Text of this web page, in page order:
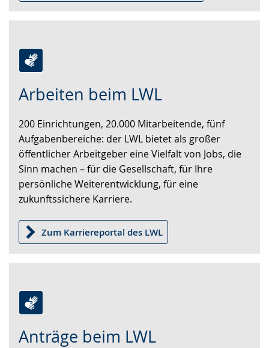
Arbeiten beim LWL
Leichten
wechseln.
Audio-
Video
Deutscher
Gebärdensprache
wird
angezeigt.
200 Einrichtungen, 20.000 Mitarbeitende, fünf
Aufgabenbereiche: der LWL bietet als großer
öffentlicher Arbeitgeber eine Vielfalt von Jobs, die
Sinn machen – für die Gesellschaft, für Ihre
persönliche Weiterentwicklung, für eine
zukunftssichere Karriere.
Zum Karriereportal des LWL
Anträge beim LWL
Leichten
Audio-
Video